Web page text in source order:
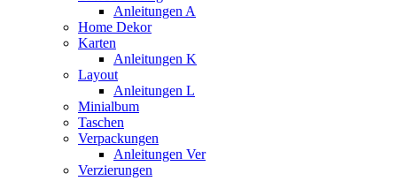
Anleitungen A
Home Dekor
Karten
Anleitungen K
Layout
Anleitungen L
Minialbum
Taschen
Verpackungen
Anleitungen Ver
Verzierungen